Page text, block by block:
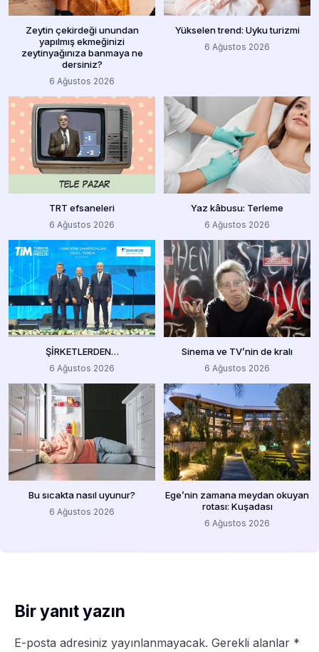
Zeytin çekirdeği unundan
yapılmış ekmeğinizi
zeytinyağınıza banmaya ne
dersiniz?
6 Ağustos 2026
Yükselen trend: Uyku turizmi
6 Ağustos 2026
TRT efsaneleri
6 Ağustos 2026
Yaz kâbusu: Terleme
6 Ağustos 2026
ŞİRKETLERDEN…
6 Ağustos 2026
Sinema ve TV’nin de kralı
6 Ağustos 2026
Bu sıcakta nasıl uyunur?
6 Ağustos 2026
Ege’nin zamana meydan okuyan
rotası: Kuşadası
6 Ağustos 2026
Bir yanıt yazın
E-posta adresiniz yayınlanmayacak. Gerekli alanlar *